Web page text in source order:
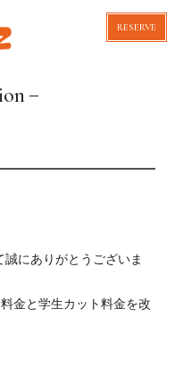
RESERVE
誠にありがとうございま
金と学生カット料金を改